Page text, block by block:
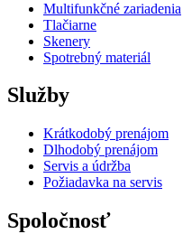
Multifunkčné zariadenia
Tlačiarne
Skenery
Spotrebný materiál
Služby
Krátkodobý prenájom
Dlhodobý prenájom
Servis a údržba
Požiadavka na servis
Spoločnosť